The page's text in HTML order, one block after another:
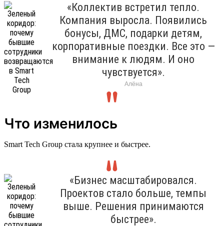
«Коллектив встретил тепло.
Компания выросла. Появились
бонусы, ДМС, подарки детям,
корпоративные поездки. Все это —
внимание к людям. И оно
чувствуется».
Алёна
Что изменилось
Smart Tech Group стала крупнее и быстрее.
«Бизнес масштабировался.
Проектов стало больше, темпы
выше. Решения принимаются
быстрее».